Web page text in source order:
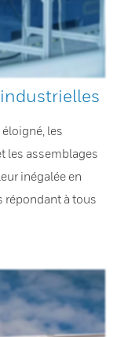
les
les assemblages
inégalée en
répondant à tous